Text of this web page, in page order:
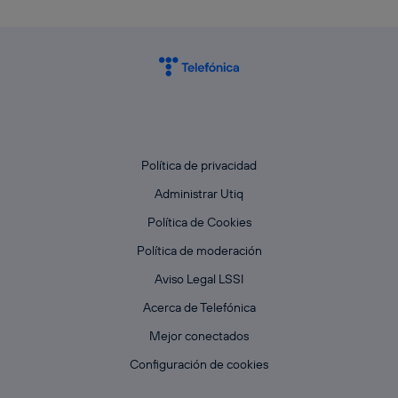
Política de privacidad
Administrar Utiq
Política de Cookies
Política de moderación
Aviso Legal LSSI
Acerca de Telefónica
Mejor conectados
Configuración de cookies
personalizado, ya que se basará únicamente en la
navegación del usuario del móvil.
política de privacidad de Utiq.